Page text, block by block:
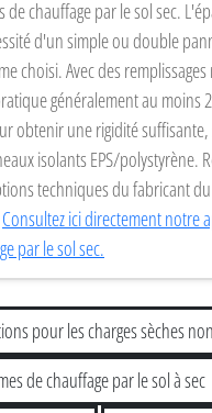
chauffage par le sol sec.
d'un simple ou double
choisi. Avec des
généralement au moins
obtenir une rigidité
isolants EPS/polystyrène.
techniques du fabricant
Consultez ici directement notre
par le sol sec.
pour les charges sèches
de chauffage par le sol à sec